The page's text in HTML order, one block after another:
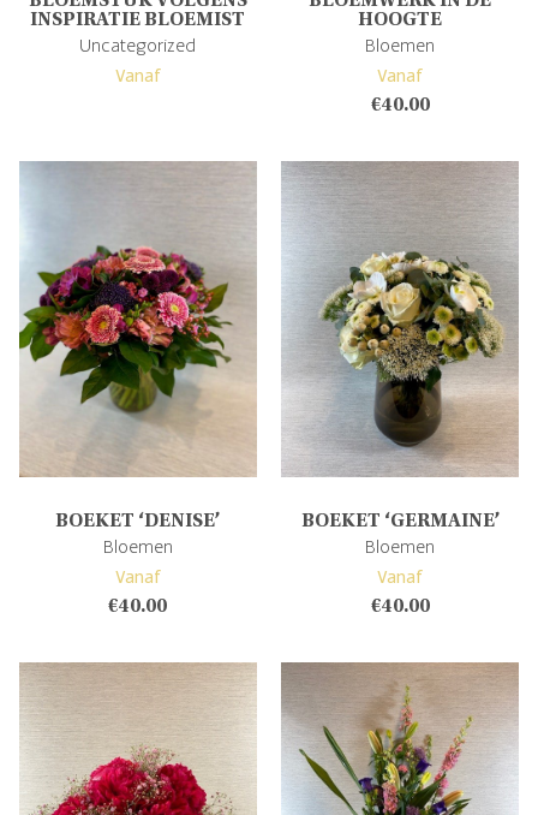
INSPIRATIE BLOEMIST
Uncategorized
Vanaf
HOOGTE
Bloemen
Vanaf
€40.00
BOEKET ‘DENISE’
Bloemen
Vanaf
€40.00
BOEKET ‘GERMAINE’
Bloemen
Vanaf
€40.00